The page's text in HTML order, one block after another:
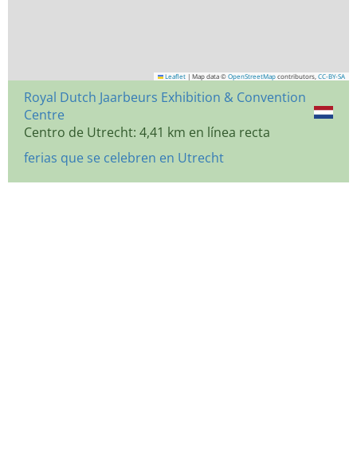
Leaflet | Map data © OpenStreetMap contributors, CC-BY-SA
Royal Dutch Jaarbeurs Exhibition & Convention
Centre
Centro de Utrecht: 4,41 km en línea recta
ferias que se celebren en Utrecht